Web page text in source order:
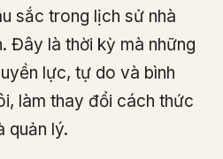
sắc trong lịch sử nhà
Đây là thời kỳ mà những
lực, tự do và bình
làm thay đổi cách thức
quản lý.